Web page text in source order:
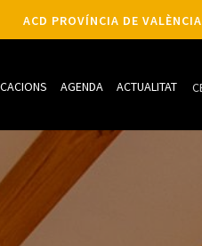
ACD PROVÍNCIA DE VALÈNCIA
AGENDA ACTUALITAT